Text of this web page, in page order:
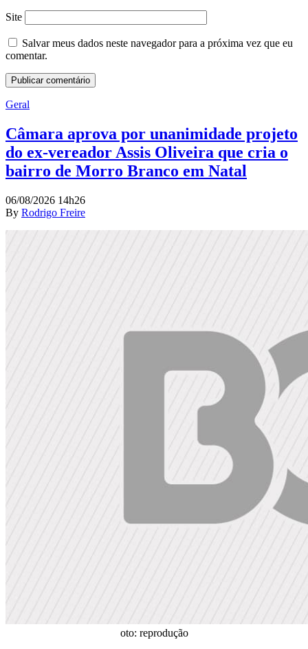
Site
Salvar meus dados neste navegador para a próxima vez que eu
comentar.
Geral
Câmara aprova por unanimidade projeto
do ex-vereador Assis Oliveira que cria o
bairro de Morro Branco em Natal
06/08/2026 14h26
By Rodrigo Freire
oto: reprodução